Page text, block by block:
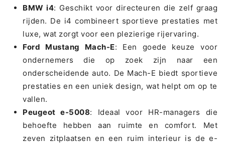
BMW i4: Geschikt voor directeuren die zelf graag
rijden. De i4 combineert sportieve prestaties met
luxe, wat zorgt voor een plezierige rijervaring.
Ford Mustang Mach-E: Een goede keuze voor
ondernemers die op zoek zijn naar een
onderscheidende auto. De Mach-E biedt sportieve
prestaties en een uniek design, wat helpt om op te
vallen.
Peugeot e-5008: Ideaal voor HR-managers die
behoefte hebben aan ruimte en comfort. Met
zeven zitplaatsen en een ruim interieur is de e-